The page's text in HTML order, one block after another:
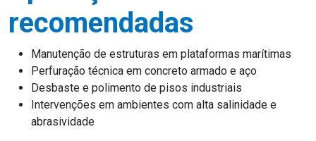
recomendadas
Manutenção de estruturas em plataformas marítimas
Perfuração técnica em concreto armado e aço
Desbaste e polimento de pisos industriais
Intervenções em ambientes com alta salinidade e
abrasividade